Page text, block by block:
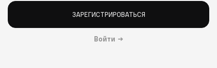
ЗАРЕГИСТРИРОВАТЬСЯ
Войти →